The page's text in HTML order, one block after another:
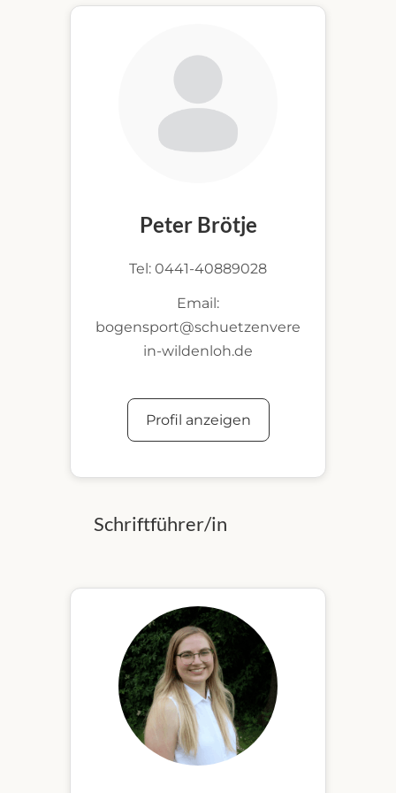
Peter Brötje
Tel: 0441-40889028
Email:
bogensport@schuetzenvere
in-wildenloh.de
Profil anzeigen
Schriftführer/in